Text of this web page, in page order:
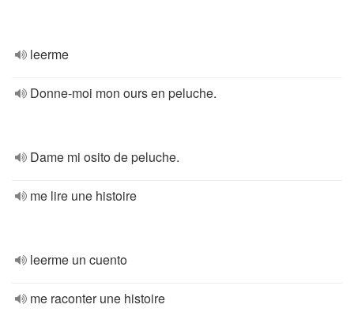
leerme
Donne-moi mon ours en peluche.
Dame mi osito de peluche.
me lire une histoire
leerme un cuento
me raconter une histoire